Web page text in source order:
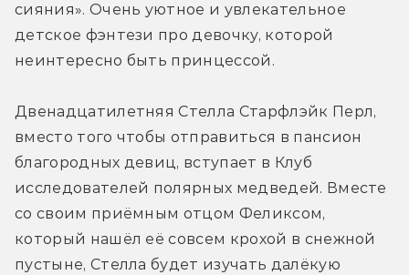
сияния». Очень уютное и увлекательное
детское фэнтези про девочку, которой
неинтересно быть принцессой.
Двенадцатилетняя Стелла Старфлэйк Перл,
вместо того чтобы отправиться в пансион
благородных девиц, вступает в Клуб
исследователей полярных медведей. Вместе
со своим приёмным отцом Феликсом,
который нашёл её совсем крохой в снежной
пустыне, Стелла будет изучать далёкую